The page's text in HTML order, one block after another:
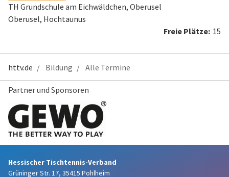
TH Grundschule am Eichwäldchen, Oberusel
Oberusel, Hochtaunus
15
httv.de Bildung Alle Termine
Partner und Sponsoren
Hessischer Tischtennis-Verband
Grüninger Str. 17, 35415 Pohlheim